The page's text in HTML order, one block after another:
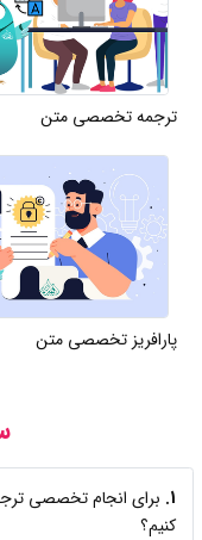
ترجمه تخصصی متن
پارافریز تخصصی متن
1. برای انجام تخصصی
کنیم؟